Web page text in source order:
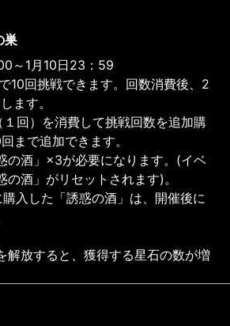
巣
～1月10日23：59
10回挑戦できます。回数消費後、2
ます。
回）を消費して挑戦回数を追加購
まで追加できます。
の酒」×3が必要になります。(イベ
の酒」がリセットされます)。
入した「誘惑の酒」は、開催後に
解放すると、獲得する星石の数が増